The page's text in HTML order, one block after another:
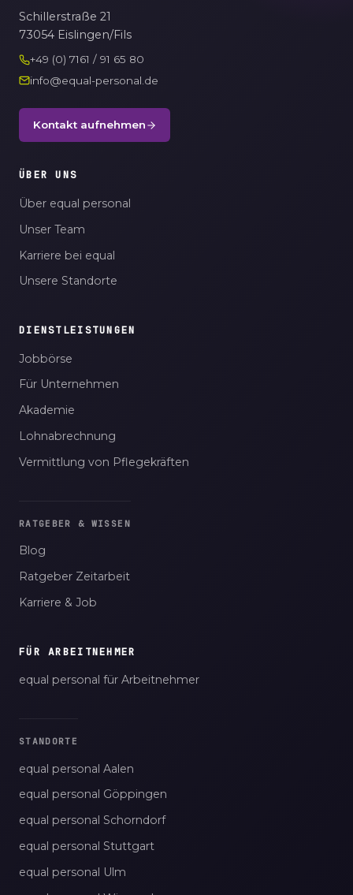
Schillerstraße 21
73054 Eislingen/Fils
+49 (0) 7161 / 91 65 80
info@equal-personal.de
Kontakt aufnehmen
ÜBER UNS
Über equal personal
Unser Team
Karriere bei equal
Unsere Standorte
DIENSTLEISTUNGEN
Jobbörse
Für Unternehmen
Akademie
Lohnabrechnung
Vermittlung von Pflegekräften
RATGEBER & WISSEN
Blog
Ratgeber Zeitarbeit
Karriere & Job
FÜR ARBEITNEHMER
equal personal für Arbeitnehmer
STANDORTE
equal personal Aalen
equal personal Göppingen
equal personal Schorndorf
equal personal Stuttgart
equal personal Ulm